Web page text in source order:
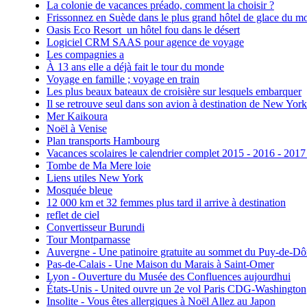
La colonie de vacances préado, comment la choisir ?
Frissonnez en Suède dans le plus grand hôtel de glace du
Oasis Eco Resort un hôtel fou dans le désert
Logiciel CRM SAAS pour agence de voyage
Les compagnies a
À 13 ans elle a déjà fait le tour du monde
Voyage en famille ; voyage en train
Les plus beaux bateaux de croisière sur lesquels embarquer
Il se retrouve seul dans son avion à destination de New York
Mer Kaikoura
Noël à Venise
Plan transports Hambourg
Vacances scolaires le calendrier complet 2015 - 2016 -
Tombe de Ma Mere loie
Liens utiles New York
Mosquée bleue
12 000 km et 32 femmes plus tard il arrive à destination
reflet de ciel
Convertisseur Burundi
Tour Montparnasse
Auvergne - Une patinoire gratuite au sommet du Puy-de-
Pas-de-Calais - Une Maison du Marais à Saint-Omer
Lyon - Ouverture du Musée des Confluences aujourdhui
États-Unis - United ouvre un 2e vol Paris CDG-Washington
Insolite - Vous êtes allergiques à Noël Allez au Japon